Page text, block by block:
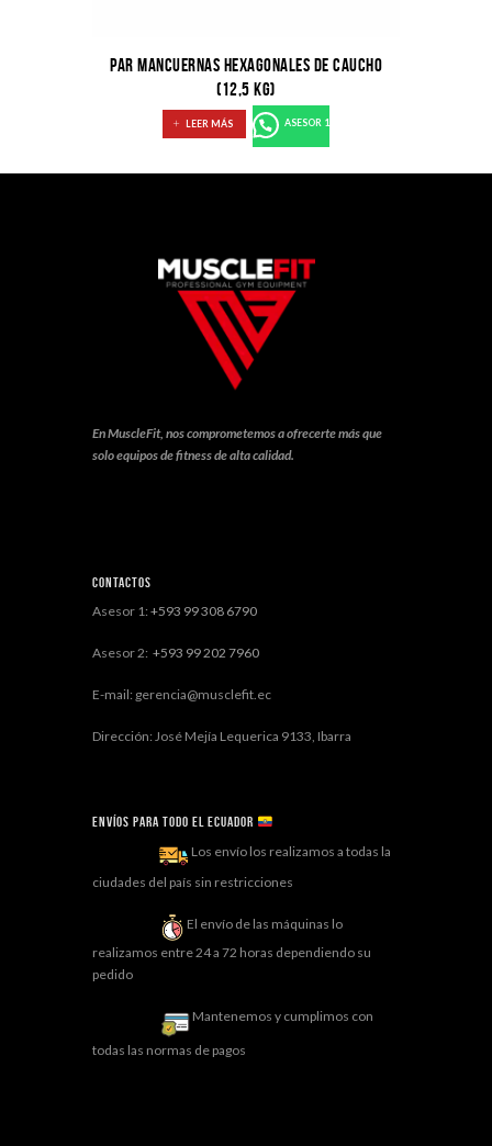
PAR MANCUERNAS HEXAGONALES DE CAUCHO
(12,5 KG)
LEER MÁS ASESOR 1
En MuscleFit, nos comprometemos a ofrecerte más que
solo equipos de fitness de alta calidad.
Contactos
Asesor 1: +593 99 308 6790
Asesor 2: +593 99 202 7960
E-mail: gerencia@musclefit.ec
Dirección: José Mejía Lequerica 9133, Ibarra
Envíos para todo el ECUADOR
Los envío los realizamos a todas la
ciudades del país sin restricciones
El envío de las máquinas lo
realizamos entre 24 a 72 horas dependiendo su
pedido
Mantenemos y cumplimos con
todas las normas de pagos